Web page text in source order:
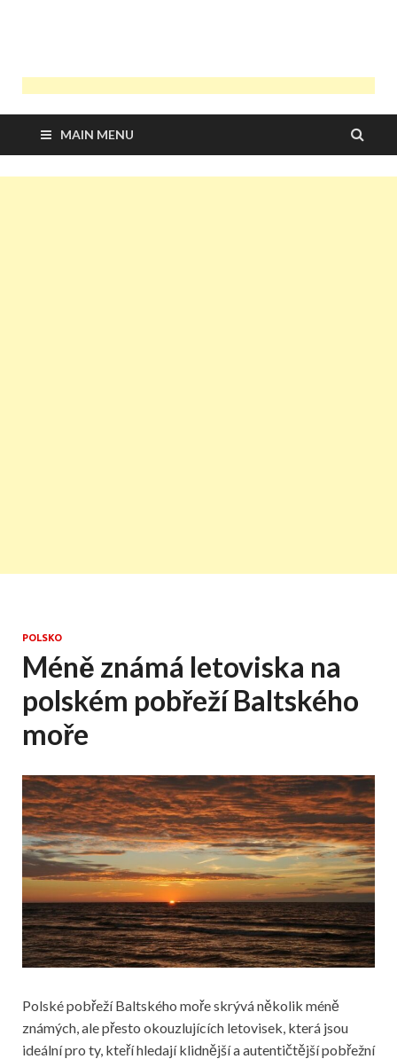
MAIN MENU
POLSKO
Méně známá letoviska na
polském pobřeží Baltského
moře
Polské pobřeží Baltského moře skrývá několik méně
známých, ale přesto okouzlujících letovisek, která jsou
ideální pro ty, kteří hledají klidnější a autentičtější pobřežní